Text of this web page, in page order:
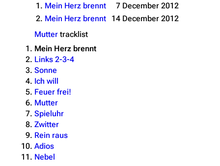
1. Mein Herz brennt
7 December 2012
2. Mein Herz brennt
14 December 2012
Mutter tracklist
Mein Herz brennt
Links 2-3-4
Sonne
Ich will
Feuer frei!
Mutter
Spieluhr
Zwitter
Rein raus
Adios
Nebel